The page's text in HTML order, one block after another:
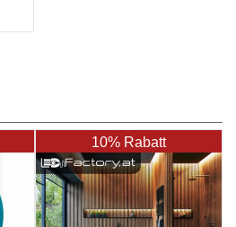
10% Rabatt